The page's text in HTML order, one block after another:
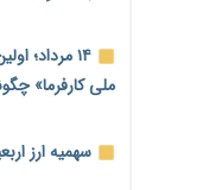
تجارت خارجی
یک سال
۱۴ مرداد؛
ملی کارفرما»
سهمیه ارز اربعین ۱۴۰۵ اعلام شد؛ ۲۰۰ هزار